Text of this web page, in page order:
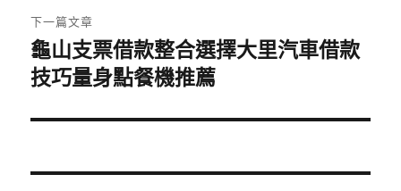
章:
下一篇文章
下
一
文
龜山支票借款整合選擇大里汽車借款
技巧量身點餐機推薦